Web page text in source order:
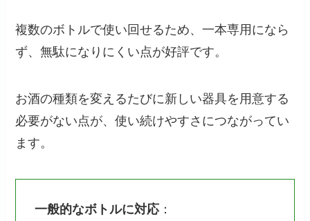
複数のボトルで使い回せるため、一本専用になら
ず、無駄になりにくい点が好評です。
お酒の種類を変えるたびに新しい器具を用意する
必要がない点が、使い続けやすさにつながってい
ます。
一般的なボトルに対応：